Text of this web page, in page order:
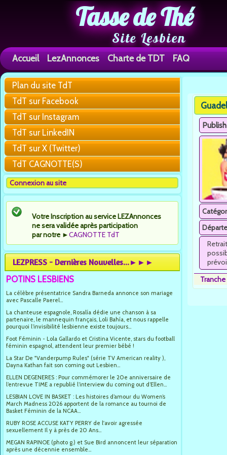
Tasse de Thé
Site Lesbien
Accueil LezAnnonces Charte de TDT FAQ
Plan du site TdT
TdT sur Facebook
TdT sur Instagram
TdT sur LinkedIN
TdT sur X (Twitter)
TdT CAGNOTTE(S)
Connexion au site
Votre Inscription au service LEZAnnonces
ne sera validée après participation
par notre ►CAGNOTTE TdT
LEZPRESS - Dernières Nouvelles...►►►
POTINS LESBIENS
La célèbre présentatrice Sandra Barneda annonce son mariage
avec Pascalle Paerel...
La chanteuse espagnole, Rosalía dédie une chanson à sa
partenaire, le mannequin français, Loli Bahía, et nous rappelle
pourquoi l’invisibilité lesbienne existe toujours...
Foot Féminin - Lola Gallardo et Cristina Vicente, stars du football
féminin espagnol, attendent leur premier bébé !
La Star De "Vanderpump Rules" (série TV American reality ),
Dayna Kathan fait son coming out Lesbien...
ELLEN DEGENERES : Pour commémorer le 20e anniversaire de
l’entrevue TIME a republié l’interview du coming out d’Ellen...
LESBIAN LOVE IN BASKET : Les histoires d’amour du Women’s
March Madness 2026 apportent de la romance au tournoi de
Basket Féminin de la NCAA...
RUBY ROSE ACCUSE KATY PERRY de l'avoir agressée
sexuellement Il y à près de 20 Ans...
MEGAN RAPINOE (photo g.) et Sue Bird annoncent leur séparation
après une décennie ensemble...
You are